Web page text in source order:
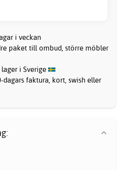
i veckan
paket till ombud, större möbler
i Sverige
dagars faktura, kort, swish eller